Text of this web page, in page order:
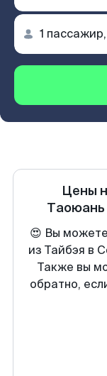
Цены
Таоюань
😍 Вы
из Тайбэя в
Также вы
обратно,